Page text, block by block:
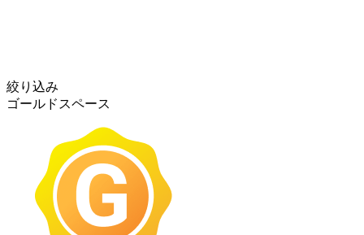
絞り込み
ゴールドスペース